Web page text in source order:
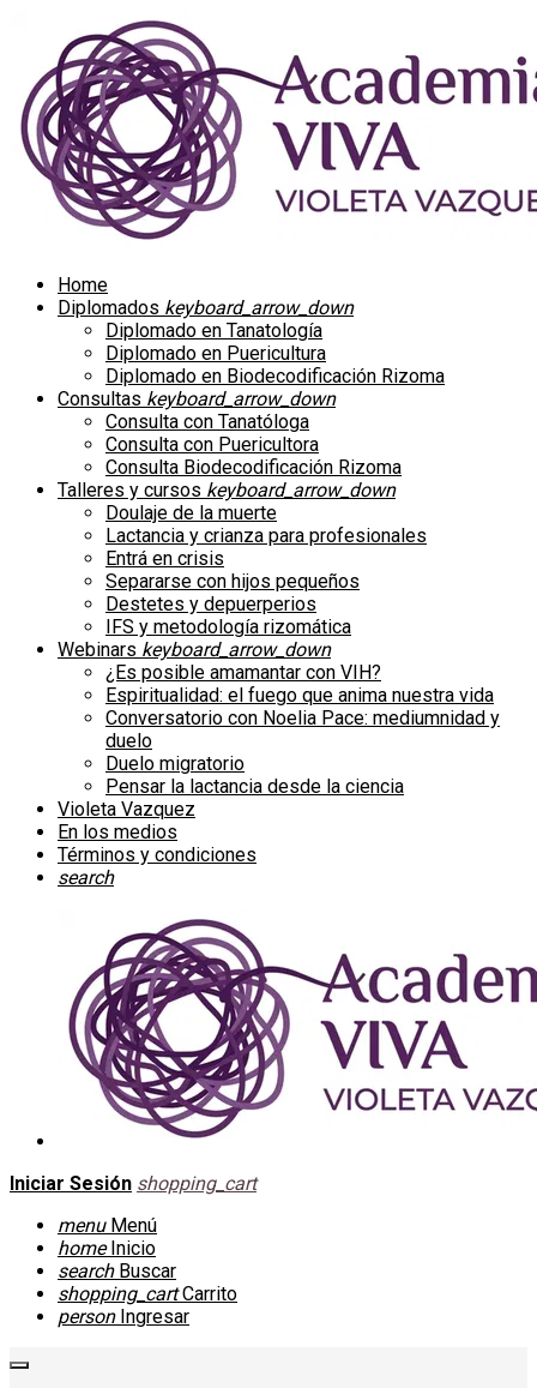
Home
Diplomados keyboard_arrow_down
Diplomado en Tanatología
Diplomado en Puericultura
Diplomado en Biodecodificación Rizoma
Consultas keyboard_arrow_down
Consulta con Tanatóloga
Consulta con Puericultora
Consulta Biodecodificación Rizoma
Talleres y cursos keyboard_arrow_down
Doulaje de la muerte
Lactancia y crianza para profesionales
Entrá en crisis
Separarse con hijos pequeños
Destetes y depuerperios
IFS y metodología rizomática
Webinars keyboard_arrow_down
¿Es posible amamantar con VIH?
Espiritualidad: el fuego que anima nuestra vida
Conversatorio con Noelia Pace: mediumnidad y
duelo
Duelo migratorio
Pensar la lactancia desde la ciencia
Violeta Vazquez
En los medios
Términos y condiciones
search
Iniciar Sesión shopping_cart
menu Menú
home Inicio
search Buscar
shopping_cart Carrito
person Ingresar